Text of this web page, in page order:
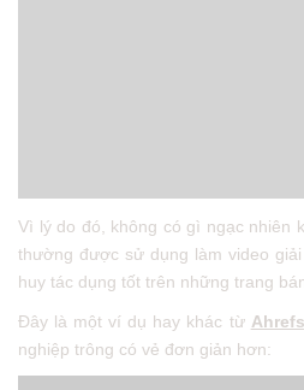
Vì lý do đó, không có gì ngạc nhiên
thường được sử dụng làm video
huy tác dụng tốt trên những trang
Đây là một ví dụ hay khác từ Ahrefs
nghiệp trông có vẻ đơn giản hơn: